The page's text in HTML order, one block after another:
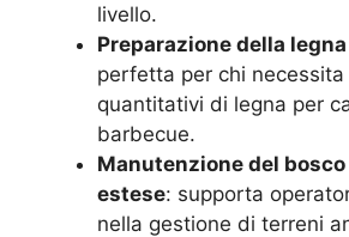
livello.
Preparazione della
perfetta per chi necessita
quantitativi di legna per
barbecue.
Manutenzione del
estese: supporta
nella gestione di terreni